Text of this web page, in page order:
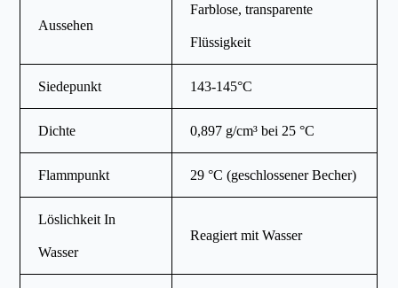
Aussehen
Farblose, transparente
Flüssigkeit
Siedepunkt 143-145°C
Dichte 0,897 g/cm³ bei 25 °C
Flammpunkt 29 °C (geschlossener Becher)
Löslichkeit In
Wasser
Reagiert mit Wasser